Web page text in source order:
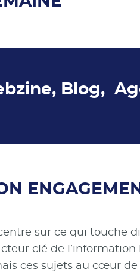
Blog,
sur ce qui touche
clé de
ces sujets au cœur